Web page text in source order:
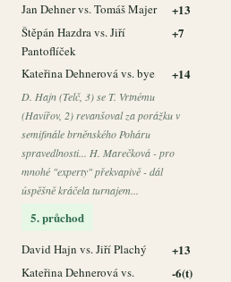
Jan Dehner vs. Tomáš Majer +13
Štěpán Hazdra vs. Jiří
Pantoflíček
+7
Kateřina Dehnerová vs. bye +14
D. Hajn (Telč, 3) se T. Vrtnému
(Havířov, 2) revanšoval za porážku v
semifinále brněnského Poháru
spravedlnosti... H. Marečková - pro
mnohé "experty" překvapivě - dál
úspěšně kráčela turnajem...
5. průchod
David Hajn vs. Jiří Plachý +13
Kateřina Dehnerová vs.
-6(t)